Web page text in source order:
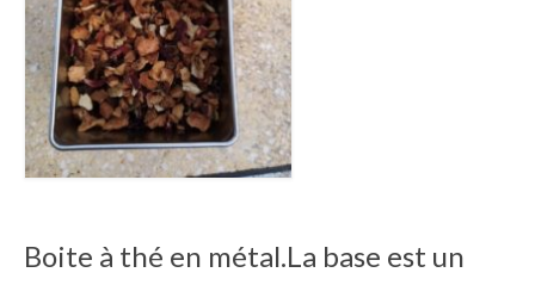
Boite à thé en métal.La base est un